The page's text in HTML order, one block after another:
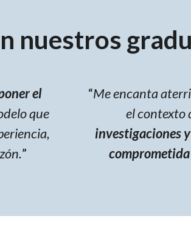
nuestros
el
que
”
“Me encanta
el contexto
investigaciones